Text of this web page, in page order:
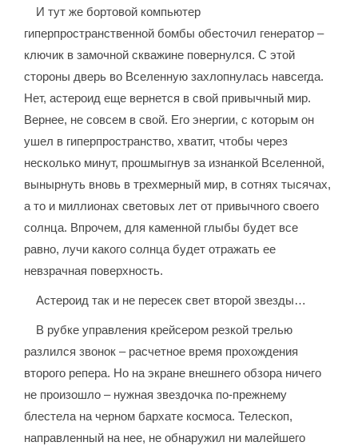
И тут же бортовой компьютер
гиперпространственной бомбы обесточил генератор –
ключик в замочной скважине повернулся. С этой
стороны дверь во Вселенную захлопнулась навсегда.
Нет, астероид еще вернется в свой привычный мир.
Вернее, не совсем в свой. Его энергии, с которым он
ушел в гиперпространство, хватит, чтобы через
несколько минут, прошмыгнув за изнанкой Вселенной,
вынырнуть вновь в трехмерный мир, в сотнях тысячах,
а то и миллионах световых лет от привычного своего
солнца. Впрочем, для каменной глыбы будет все
равно, лучи какого солнца будет отражать ее
невзрачная поверхность.
Астероид так и не пересек свет второй звезды…
В рубке управления крейсером резкой трелью
разлился звонок – расчетное время прохождения
второго репера. Но на экране внешнего обзора ничего
не произошло – нужная звездочка по-прежнему
блестела на черном бархате космоса. Телескоп,
направленный на нее, не обнаружил ни малейшего